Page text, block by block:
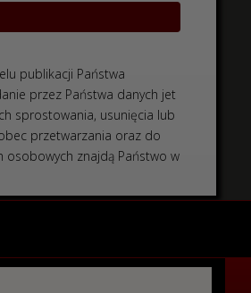
publikacji Państwa
przez Państwa danych jet
sprostowania, usunięcia lub
przetwarzania oraz do
osobowych znajdą Państwo w